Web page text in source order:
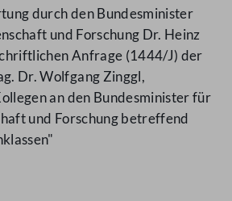
durch den Bundesminister
und Forschung Dr. Heinz
Anfrage (1444/J) der
Dr. Wolfgang Zinggl,
an den Bundesminister für
und Forschung betreffend